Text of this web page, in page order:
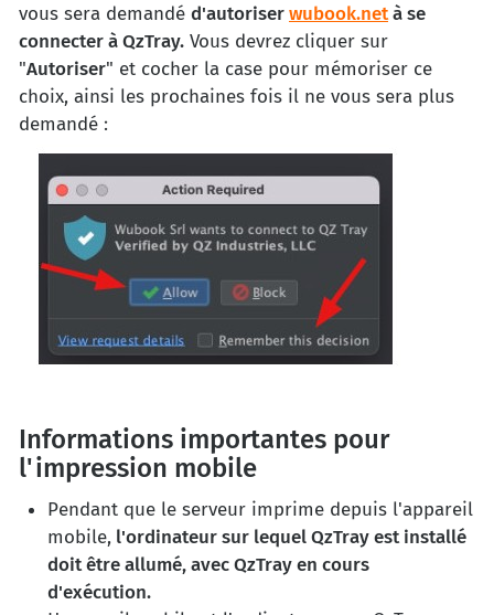
vous sera demandé d'autoriserwubook.netà se
connecter à QzTray. Vous devrez cliquer sur
"Autoriser" et cocher la case pour mémoriser ce
choix, ainsi les prochaines fois il ne vous sera plus
demandé :
Informations importantes pour
l'impression mobile
Pendant que le serveur imprime depuis l'appareil
mobile,l'ordinateur sur lequel QzTray est installé
doit être allumé, avec QzTray en cours
d'exécution.